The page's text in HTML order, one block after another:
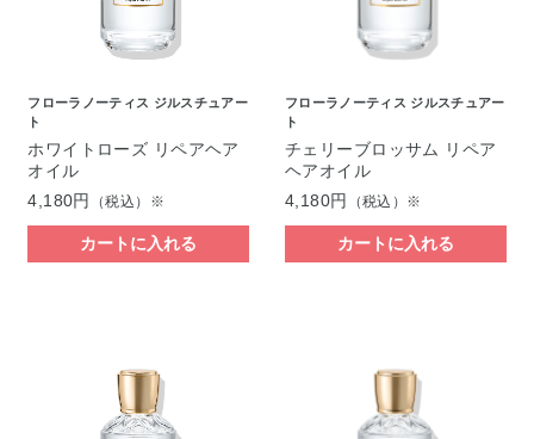
フローラノーティス ジルスチュアー
ト
ホワイトローズ リペアヘア
オイル
4,180円
（税込）※
カートに入れる
フローラノーティス ジルスチュアー
ト
チェリーブロッサム リペア
ヘアオイル
4,180円
（税込）※
カートに入れる